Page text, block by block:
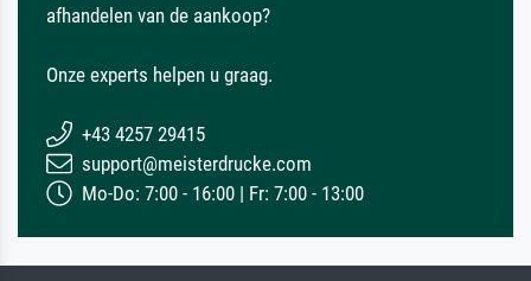
afhandelen van de aankoop?
Onze experts helpen u graag.
+43 4257 29415
support@meisterdrucke.com
Mo-Do: 7:00 - 16:00 | Fr: 7:00 - 13:00